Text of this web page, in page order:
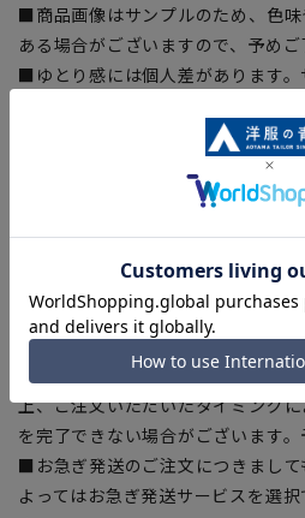
■商品画像はサンプルのため、色
ある場合がございますので、予めご
■ゆとり感には個人差があります
■生地や仕様・デザインにより、着
干の誤差が生じる場合がございま
■サイズスペックは仕上がりサイズ
■ブラウザやお使いのモニター環
加減により、実際の商品と掲載画
います。
■店舗や各モールサイトと商品在庫
上、ご注文いただいたタイミング
を完了できない場合がございます。
■お急ぎ発送のご注文につきまし
よってはお急ぎ発送サービスを選